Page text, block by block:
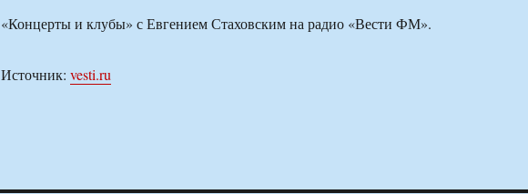
«Концерты и клубы» с Евгением Стаховским на радио «Вести ФМ».
Источник: vesti.ru